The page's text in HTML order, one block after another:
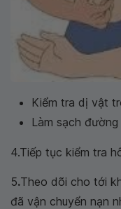
Kiểm tra dị vật
Làm sạch
4.Tiếp tục kiểm tra
5.Theo dõi cho tới
đã vận chuyển nạn